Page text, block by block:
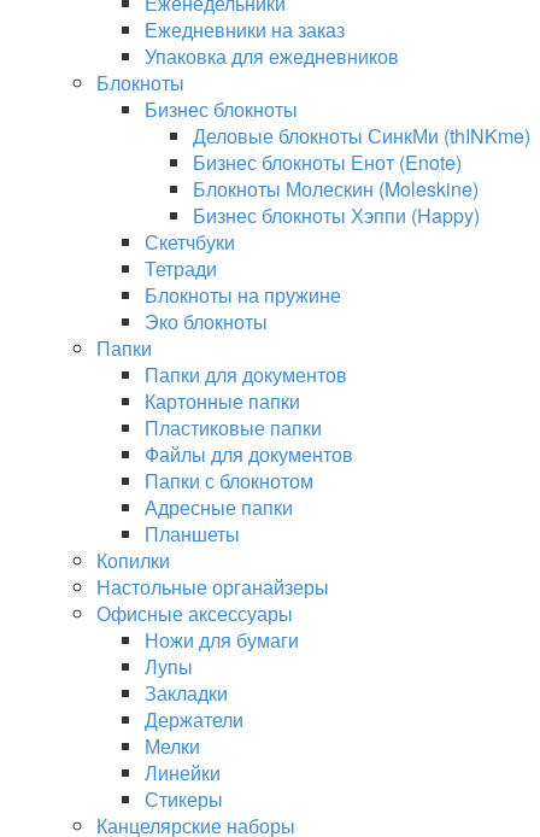
Ежедневники на заказ
Упаковка для ежедневников
Блокноты
Бизнес блокноты
Деловые блокноты СинкМи (thINKme)
Бизнес блокноты Енот (Enote)
Блокноты Молескин (Moleskine)
Бизнес блокноты Хэппи (Happy)
Скетчбуки
Тетради
Блокноты на пружине
Эко блокноты
Папки
Папки для документов
Картонные папки
Пластиковые папки
Файлы для документов
Папки с блокнотом
Адресные папки
Планшеты
Копилки
Настольные органайзеры
Офисные аксессуары
Ножи для бумаги
Лупы
Закладки
Держатели
Мелки
Линейки
Стикеры
Канцелярские наборы